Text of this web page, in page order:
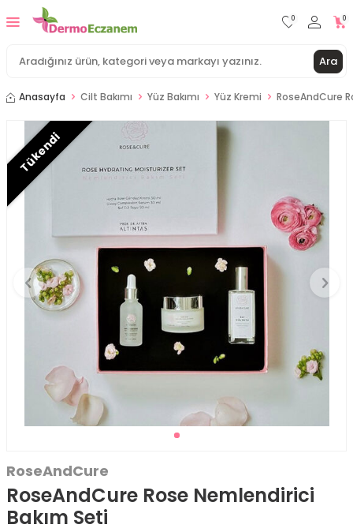
Ara
0 0
Anasayfa Cilt Bakımı Yüz Bakımı Yüz Kremi RoseAndCure
Tükendi
RoseAndCure
RoseAndCure Rose Nemlendirici
Bakım Seti